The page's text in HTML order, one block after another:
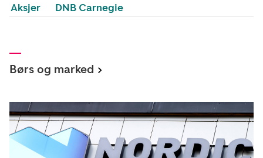
Aksjer DNB Carnegie
Børs og marked